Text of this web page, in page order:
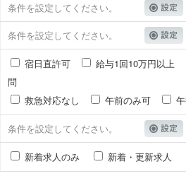
条件を設定してください。
条件を設定してください。
宿日直許可 給与1回10万円以上
問
救急対応なし
午前のみ可
条件を設定してください。
新着求人のみ
新着・更新求人